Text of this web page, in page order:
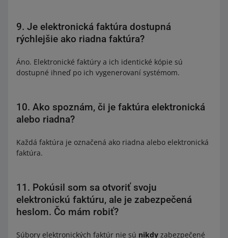
9. Je elektronická faktúra dostupná
rýchlejšie ako riadna faktúra?
Áno. Elektronické faktúry a ich identické kópie sú
dostupné ihneď po ich vygenerovaní systémom.
10. Ako spoznám, či je faktúra elektronická
alebo riadna?
Každá faktúra je označená ako riadna alebo elektronická
faktúra.
11. Pokúsil som sa otvoriť svoju
elektronickú faktúru, ale je zabezpečená
heslom. Čo mám robiť?
Súbory elektronických faktúr nie sú nikdy zabezpečené